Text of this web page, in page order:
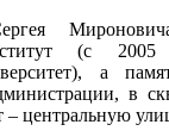
(с
а
в
– центральную